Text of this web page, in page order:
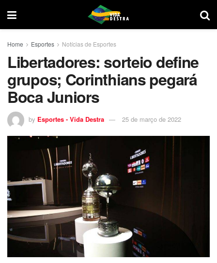
Home Esportes Notícias de Esportes
Libertadores: sorteio define
grupos; Corinthians pegará
Boca Juniors
by Esportes - Vida Destra 25 de março de 2022